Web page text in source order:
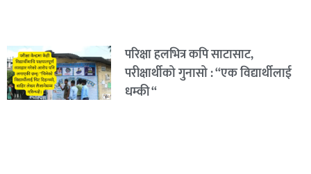
परिक्षा हलभित्र कपि साटासाट,
परीक्षार्थीको गुनासो : “एक विद्यार्थीलाई
धम्की “